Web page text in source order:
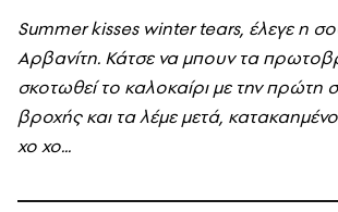
Summer kisses winter tears, έλεγε η
Αρβανίτη. Κάτσε να μπουν τα
σκοτωθεί το καλοκαίρι με την πρώτη
βροχής και τα λέμε μετά,
χο χο...